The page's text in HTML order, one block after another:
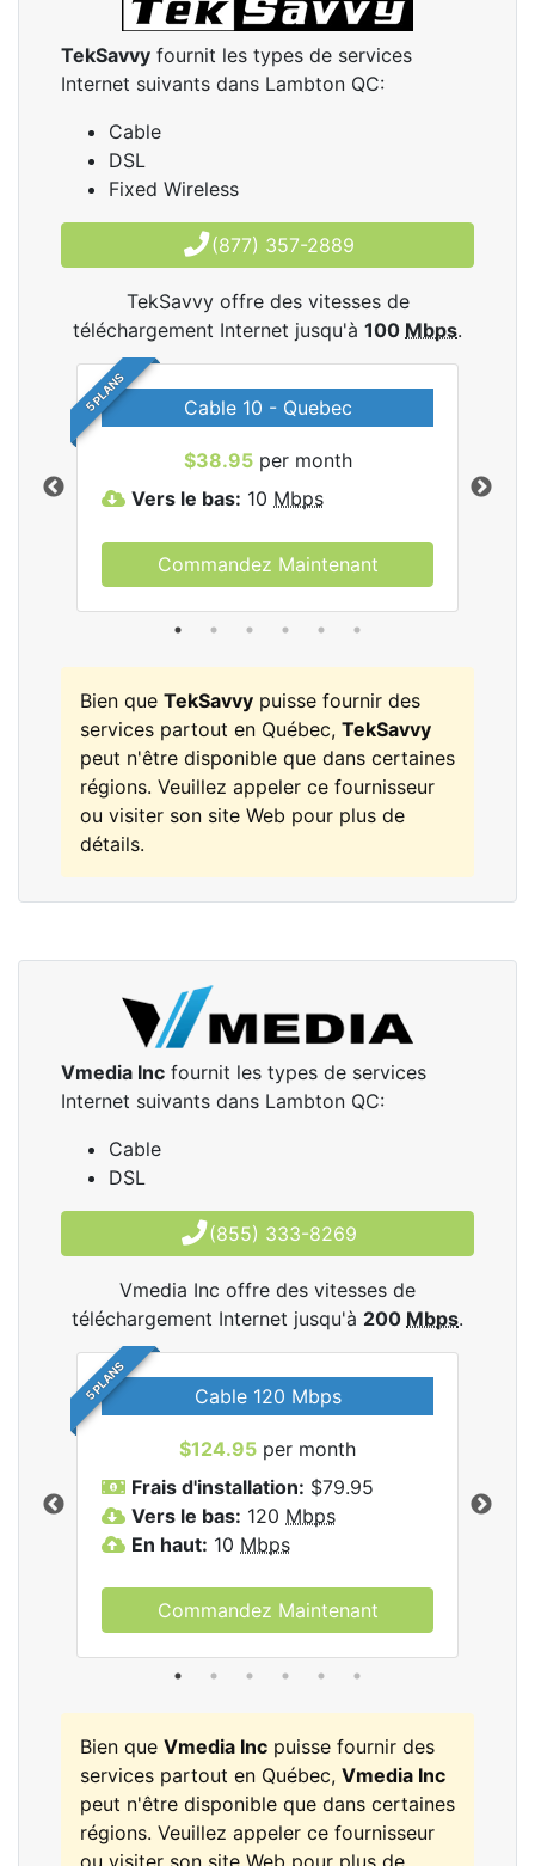
TekSavvy fournit les types de services
Internet suivants dans Lambton QC:
Cable
DSL
Fixed Wireless
(877) 357-2889
TekSavvy offre des vitesses de
téléchargement Internet jusqu'à 100 Mbps.
5 PLANS Cable 10 - Quebec
$38.95per month
Vers le bas: 10 Mbps
Commandez Maintenant
Bien que TekSavvy puisse fournir des
services partout en Québec, TekSavvy
peut n'être disponible que dans certaines
régions. Veuillez appeler ce fournisseur
ou visiter son site Web pour plus de
détails.
Vmedia Inc fournit les types de services
Internet suivants dans Lambton QC:
Cable
DSL
(855) 333-8269
Vmedia Inc offre des vitesses de
téléchargement Internet jusqu'à 200 Mbps.
5 PLANS Cable 120 Mbps
$124.95 per month
Frais d'installation: $79.95
Vers le bas: 120 Mbps
En haut: 10 Mbps
Commandez Maintenant
Bien que Vmedia Inc puisse fournir des
services partout en Québec, Vmedia Inc
peut n'être disponible que dans certaines
régions. Veuillez appeler ce fournisseur
ou visiter son site Web pour plus de